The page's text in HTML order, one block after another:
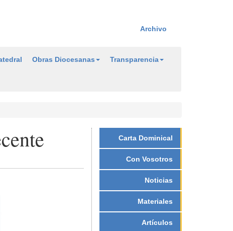
Archivo
Obras Diocesanas Transparencia
Carta Dominical
Con Vosotros
Noticias
Materiales
Artículos